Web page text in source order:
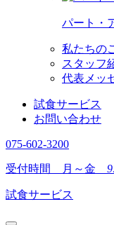
パート・
私たちの
スタッフ
代表メッ
試食サービス
お問い合わせ
075-602-3200
受付時間 月～金
試食サービス